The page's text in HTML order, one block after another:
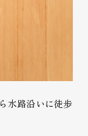
水路沿いに徒歩